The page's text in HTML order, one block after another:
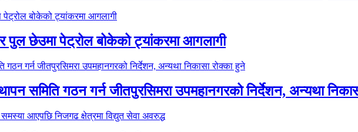
छेउमा पेट्रोल बोकेको ट्यांकरमा आगलागी
समिति गठन गर्न जीतपुरसिमरा उपमहानगरको निर्देशन, अन्यथा